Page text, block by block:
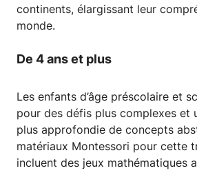
continents, élargissant leur
monde.
De 4 ans et plus
Les enfants d’âge préscolaire et
pour des défis plus complexes et
plus approfondie de concepts
matériaux Montessori pour cette
incluent des jeux mathématiques